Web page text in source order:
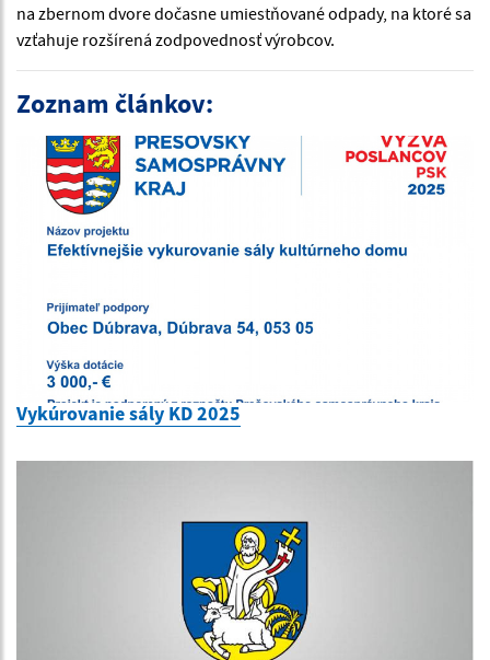
na zbernom dvore dočasne umiestňované odpady, na ktoré sa
vzťahuje rozšírená zodpovednosť výrobcov.
Zoznam článkov:
Vykúrovanie sály KD 2025